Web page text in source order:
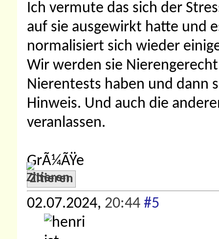
Ich vermute das sich der
auf sie ausgewirkt hatte und
normalisiert sich wieder
Wir werden sie
Nierentests haben und dann
Hinweis. Und auch die
veranlassen.
GrÃ¼ÃŸe
Zitieren
02.07.2024, 20:44 #5